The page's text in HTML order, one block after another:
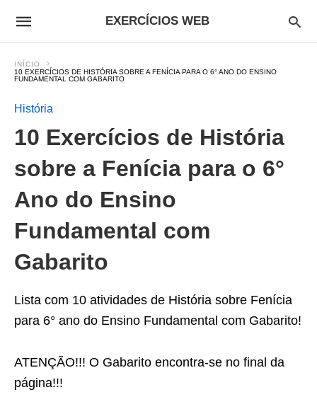
EXERCÍCIOS WEB
INÍCIO
10 EXERCÍCIOS DE HISTÓRIA SOBRE A FENÍCIA PARA O 6° ANO DO ENSINO
FUNDAMENTAL COM GABARITO
História
10 Exercícios de História
sobre a Fenícia para o 6°
Ano do Ensino
Fundamental com
Gabarito
Lista com 10 atividades de História sobre Fenícia
para 6° ano do Ensino Fundamental com Gabarito!
ATENÇÃO!!! O Gabarito encontra-se no final da
página!!!